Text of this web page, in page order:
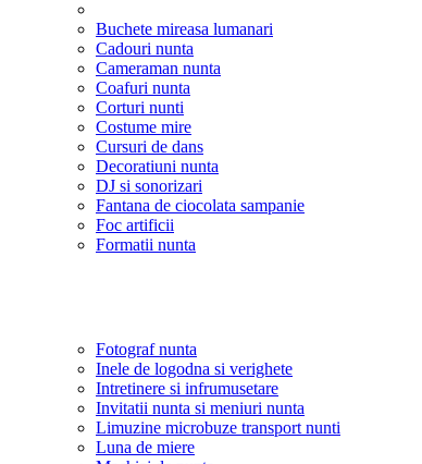
Buchete mireasa lumanari
Cadouri nunta
Cameraman nunta
Coafuri nunta
Corturi nunti
Costume mire
Cursuri de dans
Decoratiuni nunta
DJ si sonorizari
Fantana de ciocolata sampanie
Foc artificii
Formatii nunta
Fotograf nunta
Inele de logodna si verighete
Intretinere si infrumusetare
Invitatii nunta si meniuri nunta
Limuzine microbuze transport nunti
Luna de miere